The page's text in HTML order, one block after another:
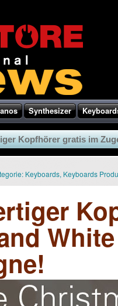
Synthesizer
Kopfhörer gratis im
Keyboards, Keyboards